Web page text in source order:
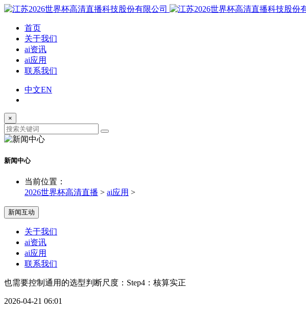
首页
关于我们
ai资讯
ai应用
联系我们
中文EN
×
新闻中心
当前位置：
2026世界杯高清直播 > ai应用 >
新闻互动
关于我们
ai资讯
ai应用
联系我们
也需要控制通用的选型判断尺度：Step4：核算实正
2026-04-21 06:01